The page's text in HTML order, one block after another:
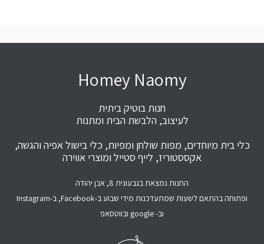
Homey Naomy
חנות בוטיק ביתית
לעיצוב, הלבשת הבית ומתנות
כלי בית מיוחדים, מפות שולחן ומפיות, כלי בישול אפיה והגשה,
אקססטוריז, לייף סטייל ומוצרי אווירה
החנות נמצאת בגבעונית 8, אבן יהודה
ופתוחה בהתאם לשעות שמתעדכנות מידי שבוע ב-Facebook, ב-Instagram
וב- google ובווטסאפ